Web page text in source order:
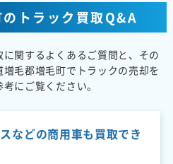
トラック買取Q&A
関するよくあるご質問と、その
毛郡増毛町でトラックの売却を
にご覧ください。
などの商用車も買取でき